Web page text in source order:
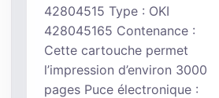
42804515 Type : OKI
428045165 Contenance :
Cette cartouche permet
l’impression d’environ 3000
pages Puce électronique :